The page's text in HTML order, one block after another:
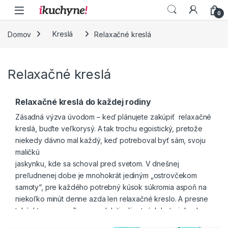
Skip to navigation
Skip to content
0
Domov Kreslá Relaxačné kreslá
Relaxačné kreslá
Relaxačné kreslá do každej rodiny
Zásadná výzva úvodom – keď plánujete zakúpiť relaxačné
kreslá, buďte veľkorysý. A tak trochu egoistický, pretože
niekedy dávno mal každý, keď potreboval byť sám, svoju
maličkú
jaskynku, kde sa schoval pred svetom. V dnešnej
preľudnenej dobe je mnohokrát jediným „ostrovčekom
samoty“, pre každého potrebný kúsok súkromia aspoň na
niekoľko minút denne azda len relaxačné kreslo. A presne
takýchto pomocníkov pre dobitie životných bateriek, aby